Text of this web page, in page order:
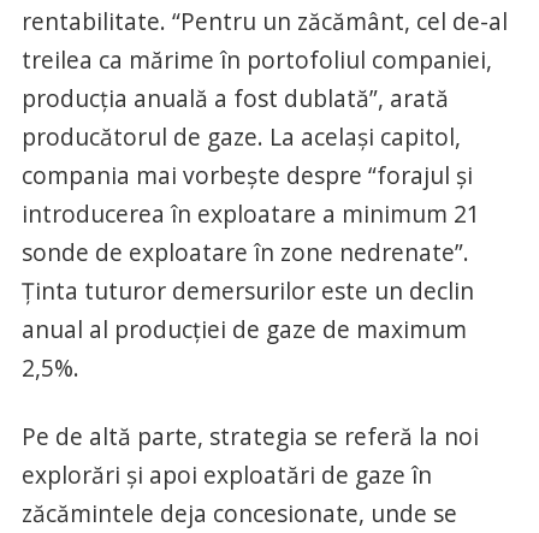
rentabilitate. “Pentru un zăcământ, cel de-al
treilea ca mărime în portofoliul companiei,
producția anuală a fost dublată”, arată
producătorul de gaze. La același capitol,
compania mai vorbește despre “forajul și
introducerea în exploatare a minimum 21
sonde de exploatare în zone nedrenate”.
Ținta tuturor demersurilor este un declin
anual al producției de gaze de maximum
2,5%.
Pe de altă parte, strategia se referă la noi
explorări și apoi exploatări de gaze în
zăcămintele deja concesionate, unde se